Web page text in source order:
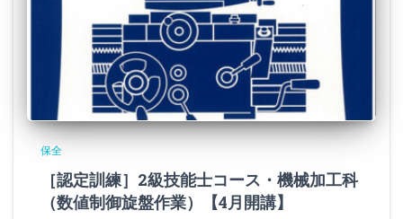
保全
［認定訓練］2級技能士コース・機械加工科
（数値制御旋盤作業）【4月開講】